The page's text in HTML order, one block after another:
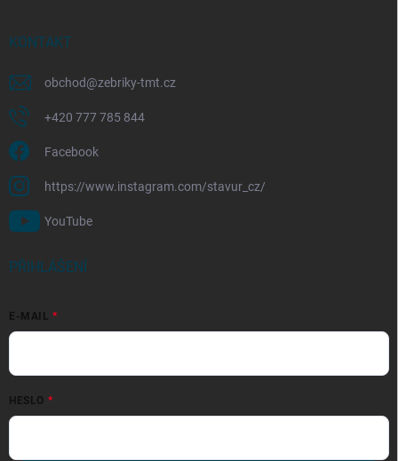
KONTAKT
obchod@zebriky-tmt.cz
+420 777 785 844
Facebook
https://www.instagram.com/stavur_cz/
YouTube
PŘIHLÁŠENÍ
E-MAIL
HESLO